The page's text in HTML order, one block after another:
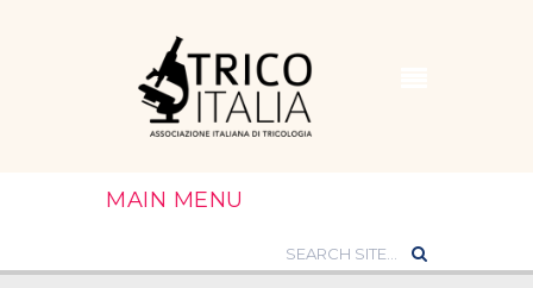
MAIN MENU